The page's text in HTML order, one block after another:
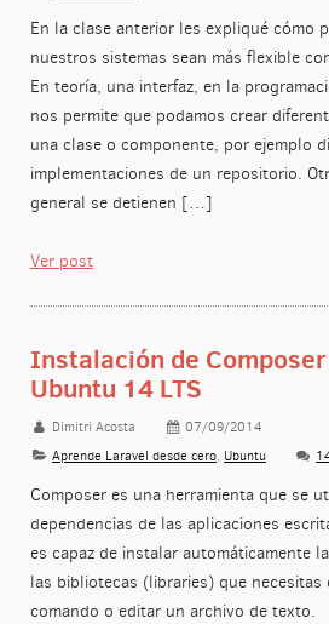
En la clase anterior les expliqué cómo
nuestros sistemas sean más flexible
En teoría, una interfaz, en la
nos permite que podamos crear
una clase o componente, por ejemplo
implementaciones de un repositorio.
general se detienen […]
Ver post
Instalación de
Ubuntu 14 LTS
Dimitri Acosta
07/09/2014
Aprende Laravel desde cero, Ubuntu
Composer es una herramienta que se
dependencias de las aplicaciones
es capaz de instalar automáticamente
las bibliotecas (libraries) que
comando o editar un archivo de texto.